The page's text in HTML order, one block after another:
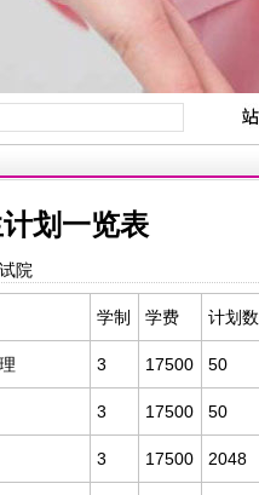
划一览表
院
学制 学费 计划数
3 17500 50
3 17500 50
3 17500 2048